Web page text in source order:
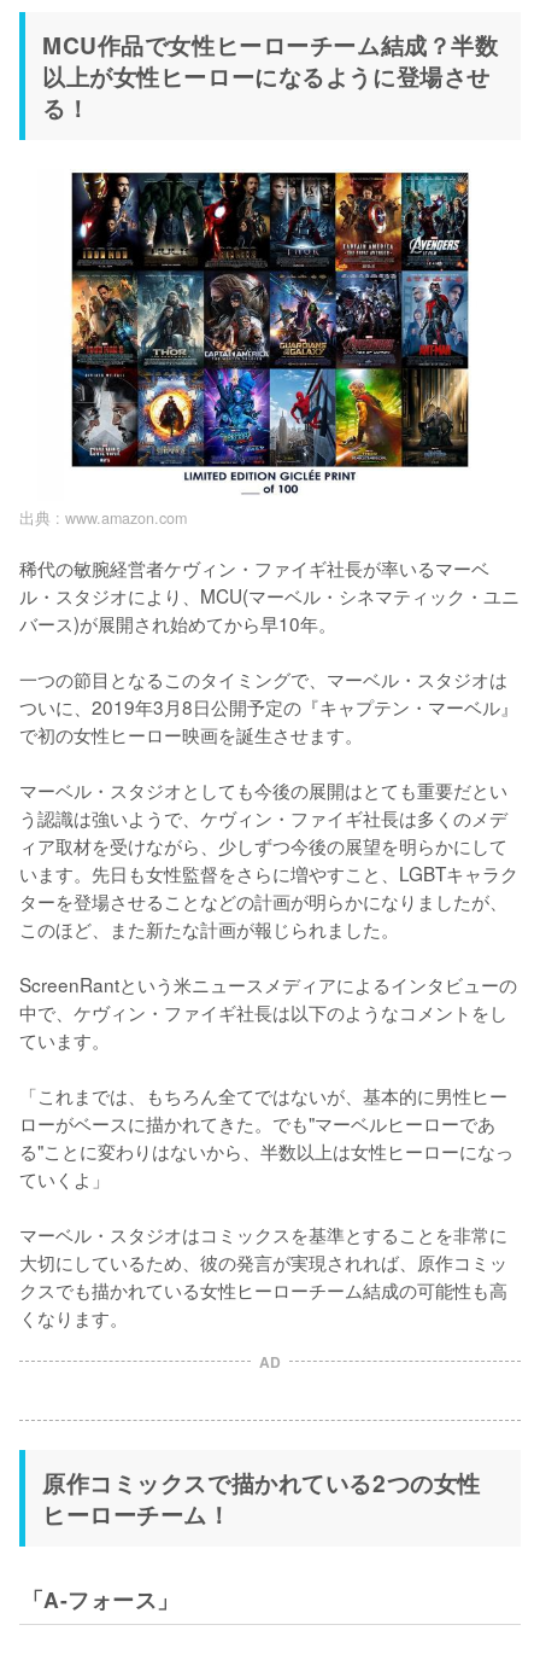
MCU作品で女性ヒーローチーム結成？半数
以上が女性ヒーローになるように登場させ
る！
出典 : www.amazon.com
稀代の敏腕経営者ケヴィン・ファイギ社長が率いるマーベ
ル・スタジオにより、MCU(マーベル・シネマティック・ユニ
バース)が展開され始めてから早10年。
一つの節目となるこのタイミングで、マーベル・スタジオは
ついに、2019年3月8日公開予定の『キャプテン・マーベル』
で初の女性ヒーロー映画を誕生させます。
マーベル・スタジオとしても今後の展開はとても重要だとい
う認識は強いようで、ケヴィン・ファイギ社長は多くのメデ
ィア取材を受けながら、少しずつ今後の展望を明らかにして
います。先日も女性監督をさらに増やすこと、LGBTキャラク
ターを登場させることなどの計画が明らかになりましたが、
このほど、また新たな計画が報じられました。
ScreenRantという米ニュースメディアによるインタビューの
中で、ケヴィン・ファイギ社長は以下のようなコメントをし
ています。
「これまでは、もちろん全てではないが、基本的に男性ヒー
ローがベースに描かれてきた。でも"マーベルヒーローであ
る"ことに変わりはないから、半数以上は女性ヒーローになっ
ていくよ」
マーベル・スタジオはコミックスを基準とすることを非常に
大切にしているため、彼の発言が実現されれば、原作コミッ
クスでも描かれている女性ヒーローチーム結成の可能性も高
くなります。
AD
原作コミックスで描かれている2つの女性
ヒーローチーム！
「A-フォース」